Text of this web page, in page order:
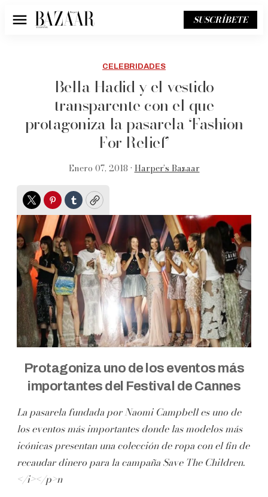
Menú SUSCRÍBETE
CELEBRIDADES
Bella Hadid y el vestido
transparente con el que
protagoniza la pasarela ‘Fashion
For Relief’
Enero 07, 2018 • Harper’s Bazaar
TwitterPinterest
TumblrCopy
Protagoniza uno de los eventos más
importantes del Festival de Cannes
La pasarela fundada por Naomi Campbell es uno de
los eventos más importantes donde las modelos más
icónicas presentan una colección de ropa con el fin de
recaudar dinero para la campaña Save The Children.
</i></p>n